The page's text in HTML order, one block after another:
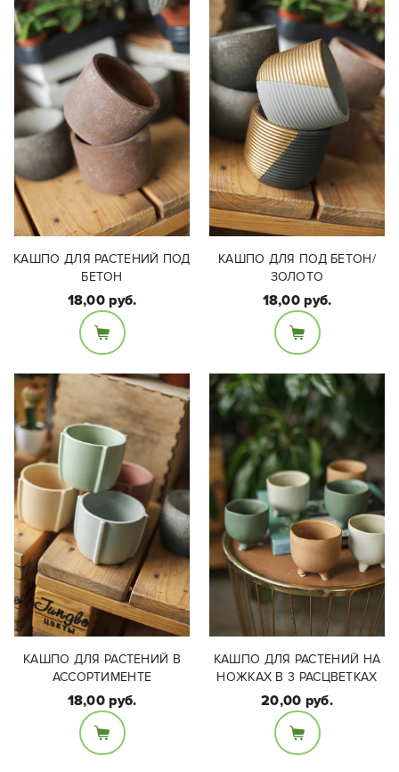
Размеры:
Диаметр кашпо 10см.
уточняйте у
специалиста в салоне
КАШПО ДЛЯ РАСТЕНИЙ ПОД
БЕТОН
18,00 руб.
Размеры:
Диаметр кашпо 10см.
уточняйте у
специалиста в салоне
КАШПО ДЛЯ ПОД БЕТОН/
ЗОЛОТО
18,00 руб.
Размеры:
КАШПО ДЛЯ РАСТЕНИЙ В
АССОРТИМЕНТЕ
18,00 руб.
Размер:
КАШПО ДЛЯ РАСТЕНИЙ НА
НОЖКАХ В 3 РАСЦВЕТКАХ
20,00 руб.